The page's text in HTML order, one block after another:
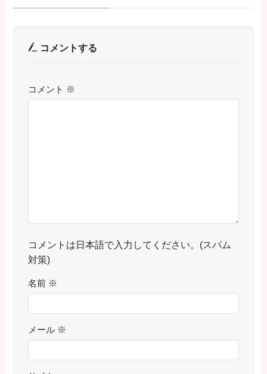
コメントする
コメント ※
コメントは日本語で入力してください。(スパム
対策)
名前 ※
メール ※